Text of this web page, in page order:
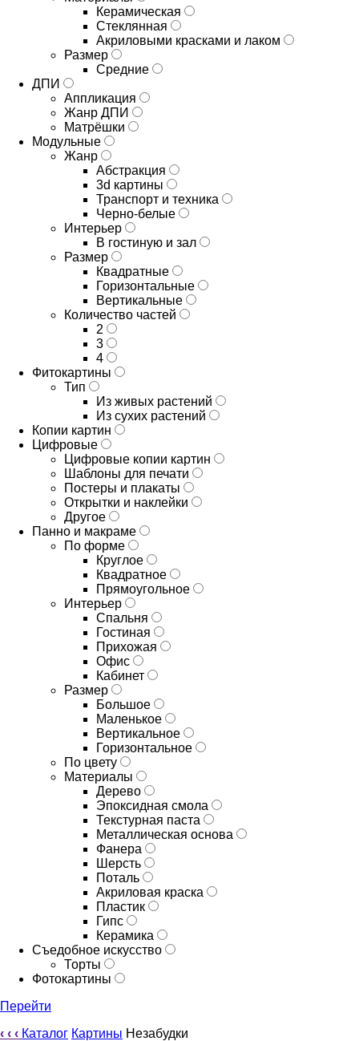
Керамическая
Стеклянная
Акриловыми красками и лаком
Размер
Средние
ДПИ
Аппликация
Жанр ДПИ
Матрёшки
Модульные
Жанр
Абстракция
3d картины
Транспорт и техника
Черно-белые
Интерьер
В гостиную и зал
Размер
Квадратные
Горизонтальные
Вертикальные
Количество частей
2
3
4
Фитокартины
Тип
Из живых растений
Из сухих растений
Копии картин
Цифровые
Цифровые копии картин
Шаблоны для печати
Постеры и плакаты
Открытки и наклейки
Другое
Панно и макраме
По форме
Круглое
Квадратное
Прямоугольное
Интерьер
Спальня
Гостиная
Прихожая
Офис
Кабинет
Размер
Большое
Маленькое
Вертикальное
Горизонтальное
По цвету
Материалы
Дерево
Эпоксидная смола
Текстурная паста
Металлическая основа
Фанера
Шерсть
Поталь
Акриловая краска
Пластик
Гипс
Керамика
Съедобное искусство
Торты
Фотокартины
Перейти
‹ ‹ ‹ Каталог Картины Незабудки